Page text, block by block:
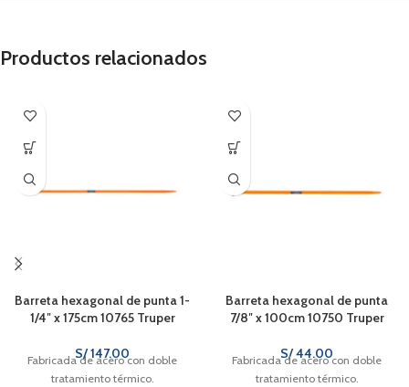
Productos relacionados
Barreta hexagonal de punta 1-
1/4″ x 175cm 10765 Truper
S/147.00
Fabricada de acero con doble
tratamiento térmico.
Barreta hexagonal de punta
7/8″ x 100cm 10750 Truper
S/44.00
Fabricada de acero con doble
tratamiento térmico.